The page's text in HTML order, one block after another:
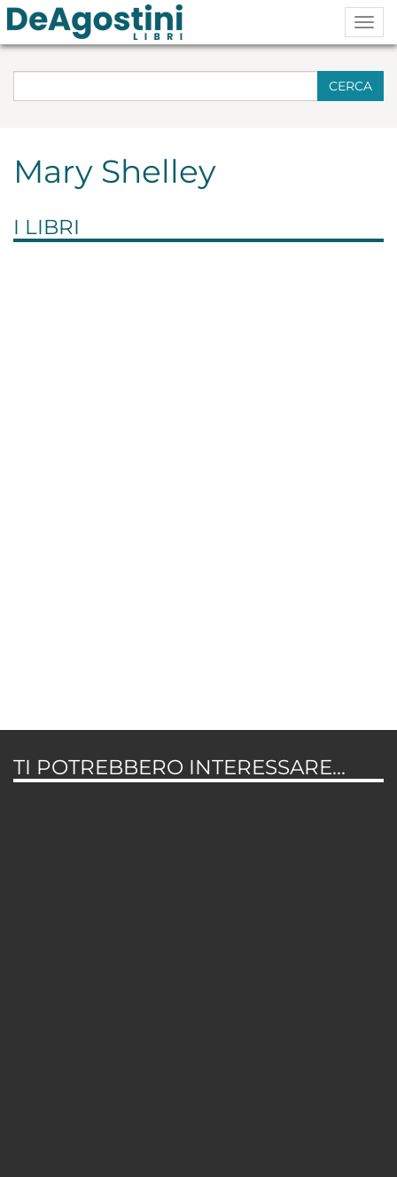
CERCA
Mary Shelley
I LIBRI
TI POTREBBERO INTERESSARE...